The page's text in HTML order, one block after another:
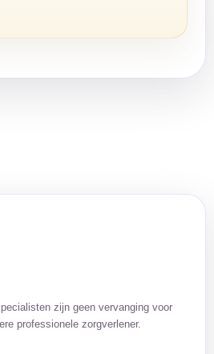
zijn geen vervanging voor
professionele zorgverlener.